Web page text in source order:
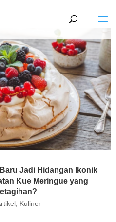
Jadi Hidangan Ikonik
Kue Meringue yang
Kuliner